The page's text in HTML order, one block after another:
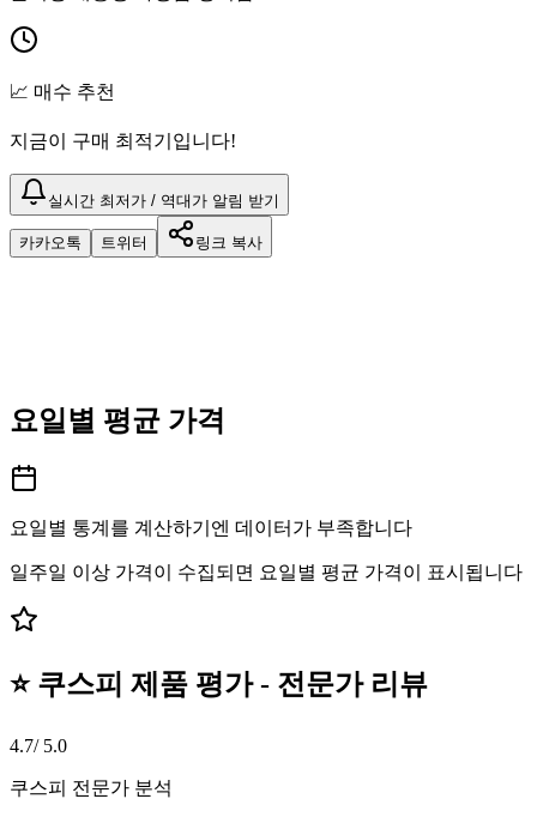
📈 매수 추천
지금이 구매 최적기입니다!
실시간 최저가 / 역대가 알림 받기
카카오톡 트위터 링크 복사
요일별 평균 가격
요일별 통계를 계산하기엔 데이터가 부족합니다
일주일 이상 가격이 수집되면 요일별 평균 가격이 표시됩니다
⭐ 쿠스피 제품 평가 - 전문가 리뷰
4.7/ 5.0
쿠스피 전문가 분석